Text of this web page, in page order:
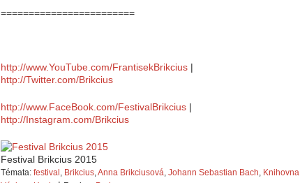
========================
http://www.YouTube.com/FrantisekBrikcius |
http://Twitter.com/Brikcius
http://www.FaceBook.com/FestivalBrikcius |
http://Instagram.com/Brikcius
Festival Brikcius 2015
Témata: festival , Brikcius,Anna Brikciusová, Johann Sebastian Bach, Knihovna